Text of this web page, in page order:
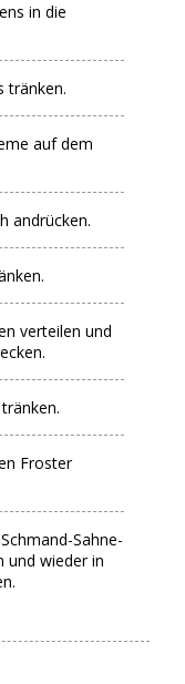
in die
tränken.
auf dem
andrücken.
verteilen und
Froster
Sahne-
und wieder in